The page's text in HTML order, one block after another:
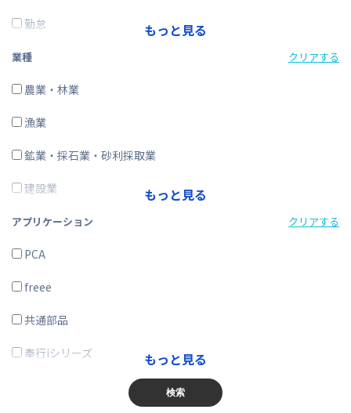
勤怠
経費精算
CRM・SFA
ERP
在庫購買
その他
もっと見る
業種 クリアする
農業・林業
漁業
鉱業・採石業・砂利採取業
建設業
製造業
電気・ガス・熱供給・水道業
情報通信業
運輸業、郵便業
卸売業、小売業
もっと見る
アプリケーション クリアする
PCA
freee
共通部品
奉行iシリーズ もっと見る
検索